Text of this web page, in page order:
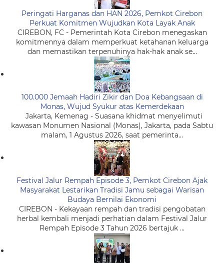
Peringati Harganas dan HAN 2026, Pemkot Cirebon
Perkuat Komitmen Wujudkan Kota Layak Anak
CIREBON, FC - Pemerintah Kota Cirebon menegaskan
komitmennya dalam memperkuat ketahanan keluarga
dan memastikan terpenuhinya hak-hak anak se...
100.000 Jemaah Hadiri Zikir dan Doa Kebangsaan di
Monas, Wujud Syukur atas Kemerdekaan
Jakarta, Kemenag - Suasana khidmat menyelimuti
kawasan Monumen Nasional (Monas), Jakarta, pada Sabtu
malam, 1 Agustus 2026, saat pemerinta...
Festival Jalur Rempah Episode 3, Pemkot Cirebon Ajak
Masyarakat Lestarikan Tradisi Jamu sebagai Warisan
Budaya Bernilai Ekonomi
CIREBON - Kekayaan rempah dan tradisi pengobatan
herbal kembali menjadi perhatian dalam Festival Jalur
Rempah Episode 3 Tahun 2026 bertajuk ...